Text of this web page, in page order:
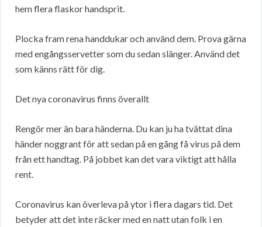
hem flera flaskor handsprit.
Plocka fram rena handdukar och använd dem. Prova gärna
med engångsservetter som du sedan slänger. Använd det
som känns rätt för dig.
Det nya coronavirus finns överallt
Rengör mer än bara händerna. Du kan ju ha tvättat dina
händer noggrant för att sedan på en gång få virus på dem
från ett handtag. På jobbet kan det vara viktigt att hålla
rent.
Coronavirus kan överleva på ytor i flera dagars tid. Det
betyder att det inte räcker med en natt utan folk i en